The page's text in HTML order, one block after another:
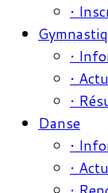
•
•
•
•
Danse
•
•